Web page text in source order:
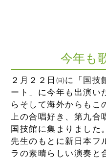
今年も
２月２２日㈰に「国技
ート」に今年も出演い
らそして海外からもこ
上の合唱好き、第九
国技館に集まりました
先生のもとに新日本フ
ラの素晴らしい演奏と